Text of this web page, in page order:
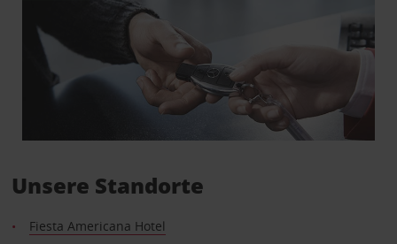
Unsere Standorte
Fiesta Americana Hotel